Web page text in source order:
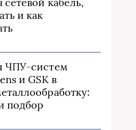
и как
ЧПУ-систем
и GSK в
подбор